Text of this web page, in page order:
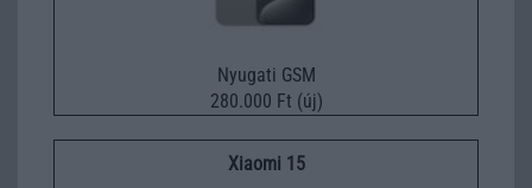
Nyugati GSM
280.000 Ft (új)
Xiaomi 15